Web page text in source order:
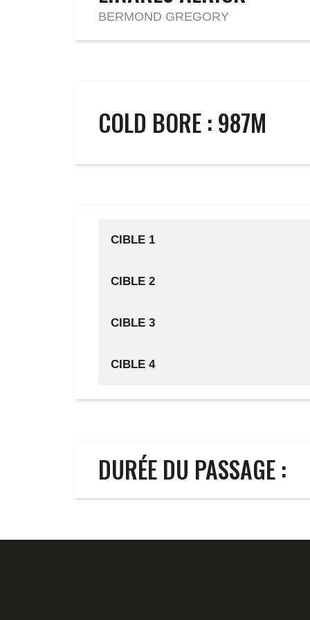
BERMOND GREGORY
COLD BORE : 987M
CIBLE 1
CIBLE 2
CIBLE 3
CIBLE 4
DURÉE DU PASSAGE :